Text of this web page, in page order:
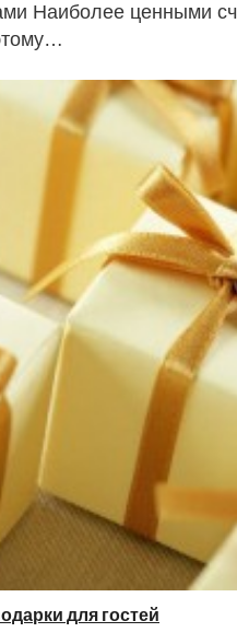
Наиболее ценными
для гостей